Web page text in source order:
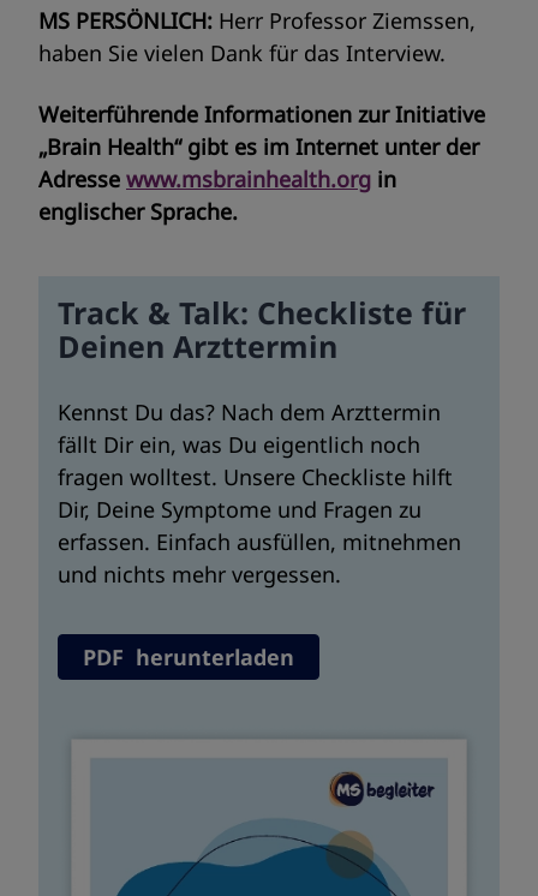
MS PERSÖNLICH: Herr Professor Ziemssen,
haben Sie vielen Dank für das Interview.
Weiterführende Informationen zur Initiative
„Brain Health“ gibt es im Internet unter der
Adresse www.msbrainhealth.org in
englischer Sprache.
Track & Talk: Checkliste für
Deinen Arzttermin
Kennst Du das? Nach dem Arzttermin
fällt Dir ein, was Du eigentlich noch
fragen wolltest. Unsere Checkliste hilft
Dir, Deine Symptome und Fragen zu
erfassen. Einfach ausfüllen, mitnehmen
und nichts mehr vergessen.
PDF herunterladen